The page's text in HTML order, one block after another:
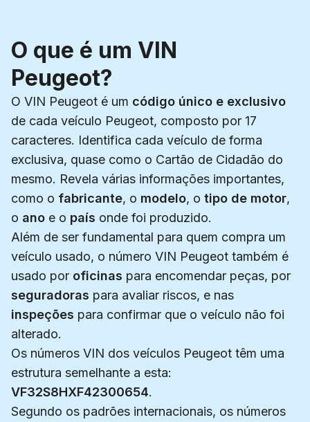
O que é um VIN
Peugeot?
O VIN Peugeot é um código único e exclusivo
de cada veículo Peugeot, composto por 17
caracteres. Identifica cada veículo de forma
exclusiva, quase como o Cartão de Cidadão do
mesmo. Revela várias informações importantes,
como o fabricante, o modelo, o tipo de motor,
o ano e o país onde foi produzido.
Além de ser fundamental para quem compra um
veículo usado, o número VIN Peugeot também é
usado por oficinas para encomendar peças, por
seguradoras para avaliar riscos, e nas
inspeções para confirmar que o veículo não foi
alterado.
Os números VIN dos veículos Peugeot têm uma
estrutura semelhante a esta:
VF32S8HXF42300654.
Segundo os padrões internacionais, os números